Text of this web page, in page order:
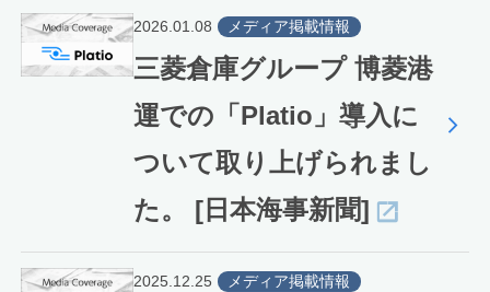
2026.01.08 メディア掲載情報
三菱倉庫グループ 博菱港
運での「Platio」導入に
ついて取り上げられまし
た。 [日本海事新聞]
2025.12.25 メディア掲載情報